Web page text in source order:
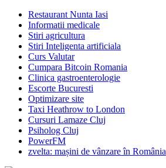
Restaurant Nunta Iasi
Informatii medicale
Stiri agricultura
Stiri Inteligenta artificiala
Curs Valutar
Cumpara Bitcoin Romania
Clinica gastroenterologie
Escorte Bucuresti
Optimizare site
Taxi Heathrow to London
Cursuri Lamaze Cluj
Psiholog Cluj
PowerFM
zvelta: mașini de vânzare în România